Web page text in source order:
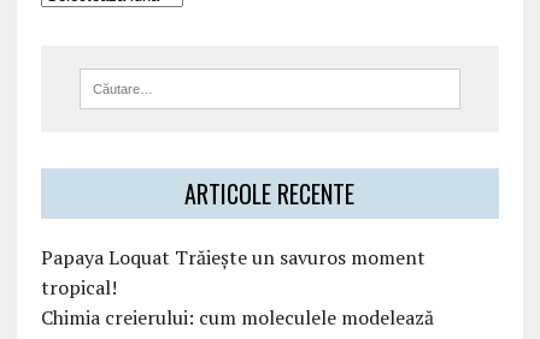
ARTICOLE RECENTE
Papaya Loquat Trăiește un savuros moment
tropical!
Chimia creierului: cum moleculele modelează